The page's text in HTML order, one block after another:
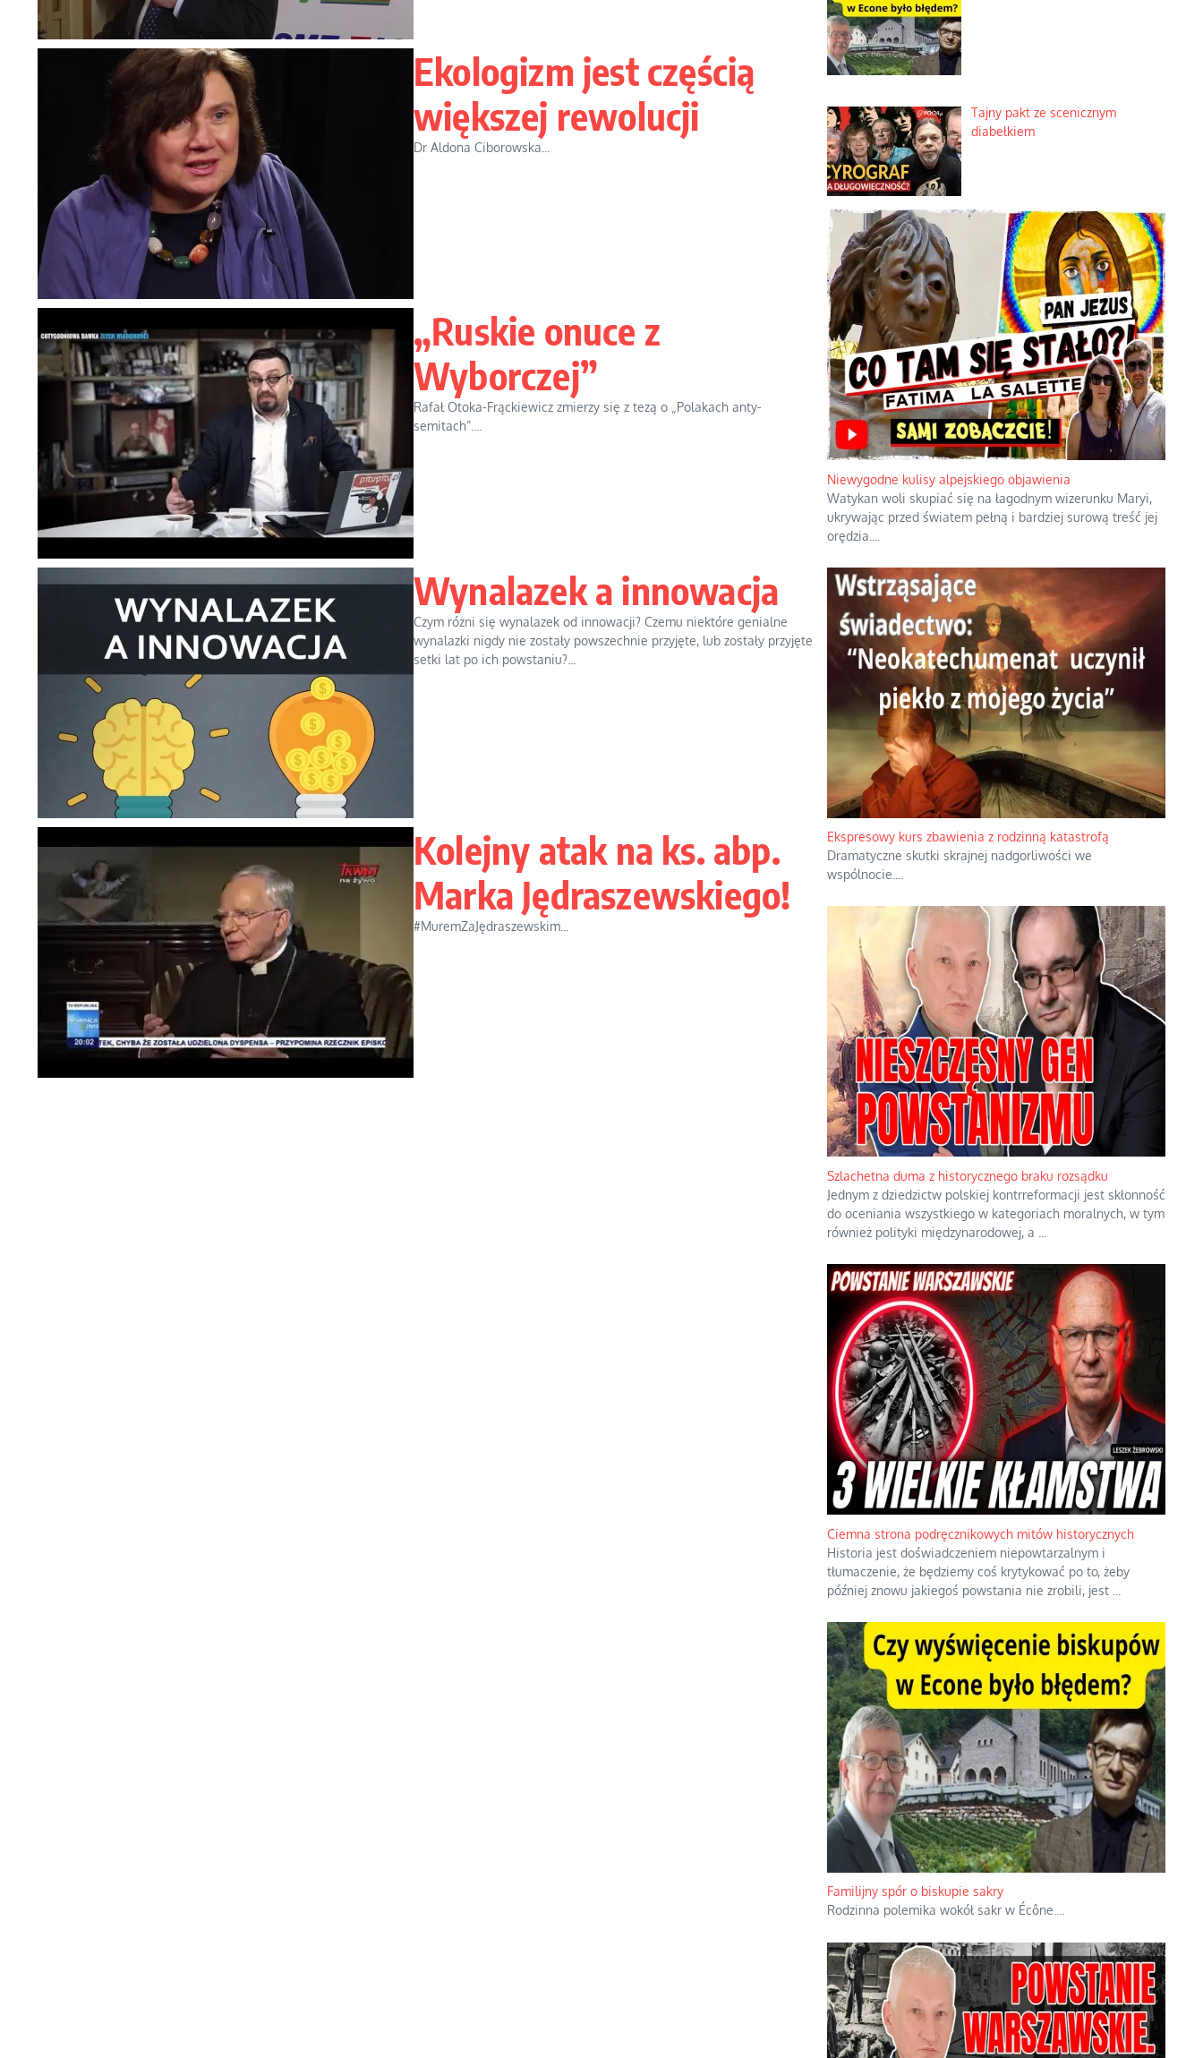
Ekologizm jest częścią
większej rewolucji
Dr Aldona Ciborowska...
„Ruskie onuce z
Wyborczej”
Rafał Otoka-Frąckiewicz zmierzy się z tezą o „Polakach anty-
semitach”....
Wynalazek a innowacja
Czym różni się wynalazek od innowacji? Czemu niektóre genialne
wynalazki nigdy nie zostały powszechnie przyjęte, lub zostały przyjęte
setki lat po ich powstaniu?...
Kolejny atak na ks. abp.
Marka Jędraszewskiego!
#MuremZaJędraszewskim...
Tajny pakt ze scenicznym
diabełkiem
Niewygodne kulisy alpejskiego objawienia
Watykan woli skupiać się na łagodnym wizerunku Maryi,
ukrywając przed światem pełną i bardziej surową treść jej
orędzia.
Ekspresowy kurs zbawienia z rodzinną katastrofą
Dramatyczne skutki skrajnej nadgorliwości we
wspólnocie.
Szlachetna duma z historycznego braku rozsądku
Jednym z dziedzictw polskiej kontrreformacji jest skłonność
do oceniania wszystkiego w kategoriach moralnych, w tym
również polityki międzynarodowej, a
Ciemna strona podręcznikowych mitów historycznych
Historia jest doświadczeniem niepowtarzalnym i
tłumaczenie, że będziemy coś krytykować po to, żeby
później znowu jakiegoś powstania nie zrobili, jest
Familijny spór o biskupie sakry
Rodzinna polemika wokół sakr w Écône.